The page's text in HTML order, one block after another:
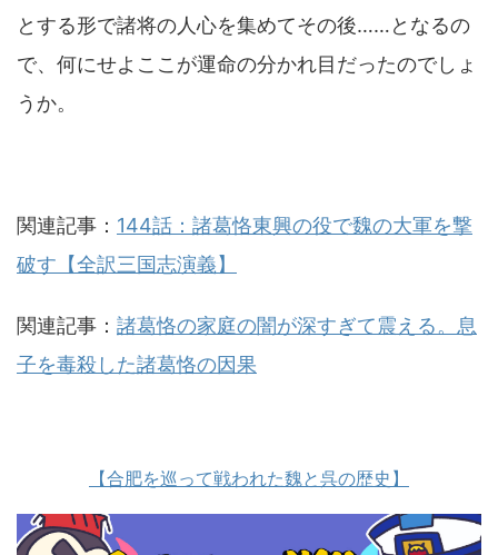
とする形で諸将の人心を集めてその後……となるの
で、何にせよここが運命の分かれ目だったのでしょ
うか。
関連記事： 144話：諸葛恪東興の役で魏の大軍を撃
破す【全訳三国志演義】
関連記事： 諸葛恪の家庭の闇が深すぎて震える。息
子を毒殺した諸葛恪の因果
【合肥を巡って戦われた魏と呉の歴史】